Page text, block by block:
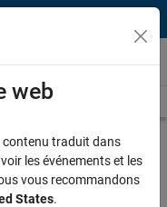
Challenge
Series features a
web
contenu traduit dans
les événements et les
vous recommandons
States.